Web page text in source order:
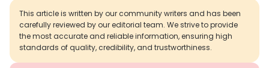
This article is written by our community writers and has been
carefully reviewed by our editorial team. We strive to provide
the most accurate and reliable information, ensuring high
standards of quality, credibility, and trustworthiness.